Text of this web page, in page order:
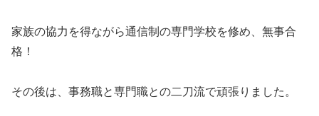
家族の協力を得ながら通信制の専門学校を修め、無事合
格！
その後は、事務職と専門職との二刀流で頑張りました。